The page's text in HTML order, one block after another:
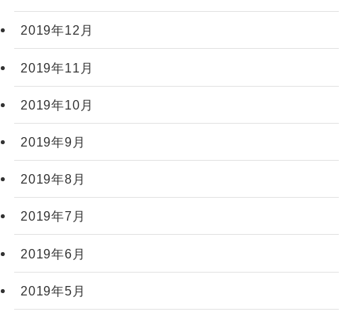
2019年12月
2019年11月
2019年10月
2019年9月
2019年8月
2019年7月
2019年6月
2019年5月